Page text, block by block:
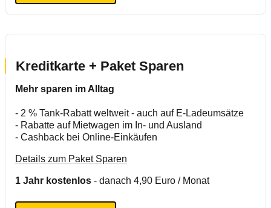
Kreditkarte + Paket Sparen
Mehr sparen im Alltag
- 2 % Tank-Rabatt weltweit - auch auf E-Ladeumsätze
- Rabatte auf Mietwagen im In- und Ausland
- Cashback bei Online-Einkäufen
Details zum Paket Sparen
1 Jahr kostenlos - danach 4,90 Euro / Monat